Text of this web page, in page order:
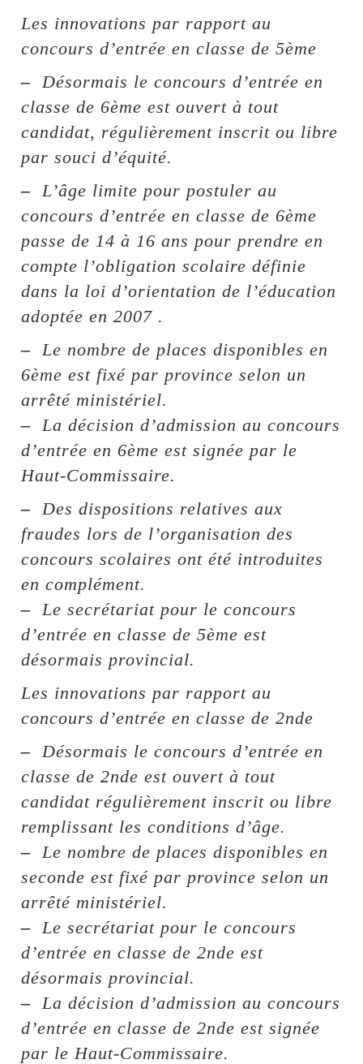
Les innovations par rapport au
concours d’entrée en classe de 5ème
– Désormais le concours d’entrée en
classe de 6ème est ouvert à tout
candidat, régulièrement inscrit ou libre
par souci d’équité.
– L’âge limite pour postuler au
concours d’entrée en classe de 6ème
passe de 14 à 16 ans pour prendre en
compte l’obligation scolaire définie
dans la loi d’orientation de l’éducation
adoptée en 2007 .
– Le nombre de places disponibles en
6ème est fixé par province selon un
arrêté ministériel.
– La décision d’admission au concours
d’entrée en 6ème est signée par le
Haut-Commissaire.
– Des dispositions relatives aux
fraudes lors de l’organisation des
concours scolaires ont été introduites
en complément.
– Le secrétariat pour le concours
d’entrée en classe de 5ème est
désormais provincial.
Les innovations par rapport au
concours d’entrée en classe de 2nde
– Désormais le concours d’entrée en
classe de 2nde est ouvert à tout
candidat régulièrement inscrit ou libre
remplissant les conditions d’âge.
– Le nombre de places disponibles en
seconde est fixé par province selon un
arrêté ministériel.
– Le secrétariat pour le concours
d’entrée en classe de 2nde est
désormais provincial.
– La décision d’admission au concours
d’entrée en classe de 2nde est signée
par le Haut-Commissaire.